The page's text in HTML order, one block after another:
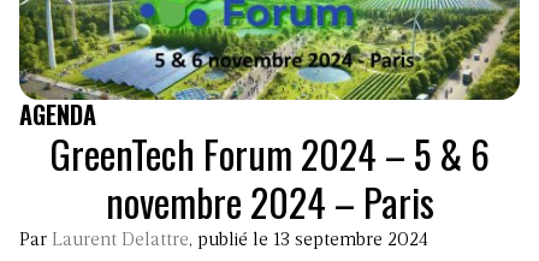
AGENDA
GreenTech Forum 2024 – 5 & 6
novembre 2024 – Paris
Par Laurent Delattre, publié le 13 septembre 2024